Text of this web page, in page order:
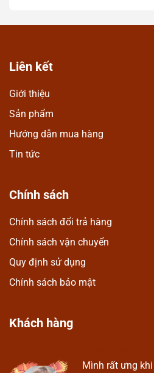
Liên kết
Giới thiệu
Sản phẩm
Hướng dẫn mua hàng
Tin tức
Chính sách
Chính sách đổi trả hàng
Chính sách vận chuyển
Quy định sử dụng
Chính sách bảo mật
Khách hàng
Mình rất ưng